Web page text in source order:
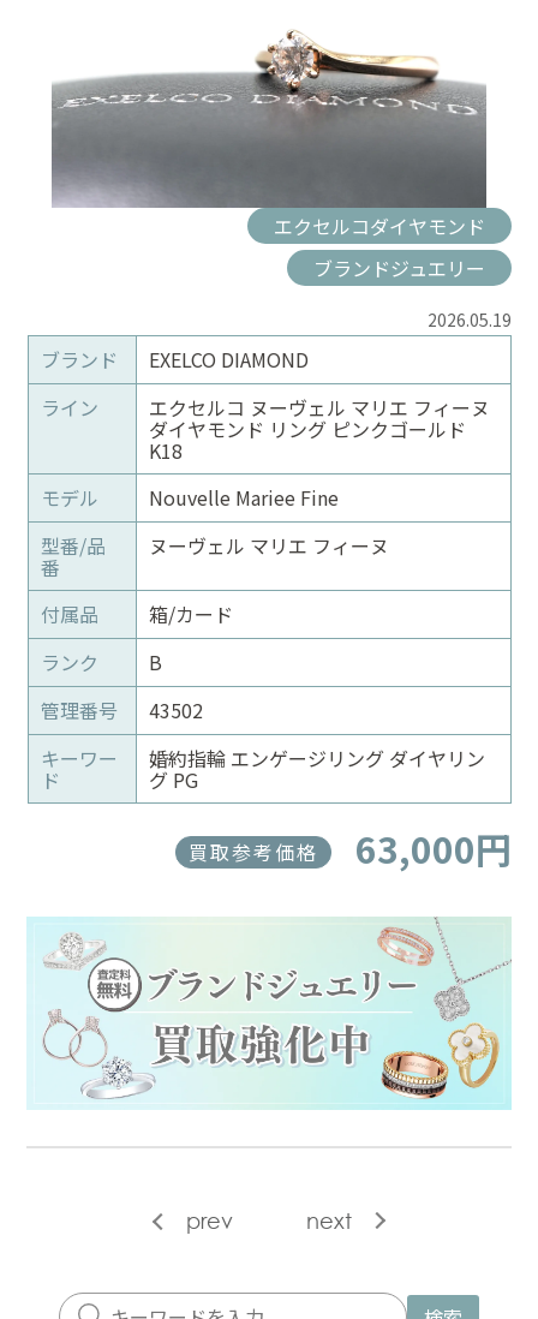
エクセルコダイヤモンド
ブランドジュエリー
2026.05.19
ブランド
EXELCO DIAMOND
ライン
エクセルコ ヌーヴェル マリエ フィーヌ
ダイヤモンド リング ピンクゴールド
K18
モデル
Nouvelle Mariee Fine
型番/品
番
ヌーヴェル マリエ フィーヌ
付属品
箱/カード
ランク
B
管理番号
43502
キーワー
ド
婚約指輪 エンゲージリング ダイヤリン
グ PG
買取参考価格 63,000円
prev next